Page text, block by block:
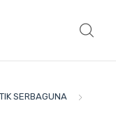
SERBAGUNA